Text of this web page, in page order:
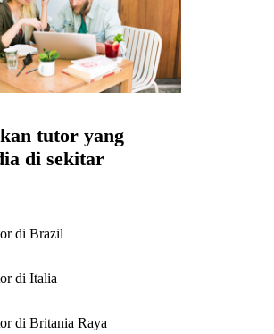
tutor yang
di sekitar
di Brazil
di Italia
di Britania Raya